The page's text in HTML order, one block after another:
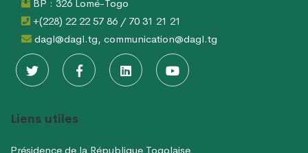
BP : 326 Lomé-Togo
+(228) 22 22 57 86 / 70 31 21 21
dagl@dagl.tg, communication@dagl.tg
Liens utiles
Présidence de la République Togolaise